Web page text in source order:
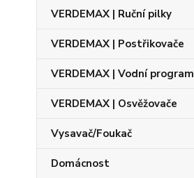
VERDEMAX | Ruční pilky
VERDEMAX | Postřikovače
VERDEMAX | Vodní program
VERDEMAX | Osvěžovače
Vysavač/Foukač
Domácnost